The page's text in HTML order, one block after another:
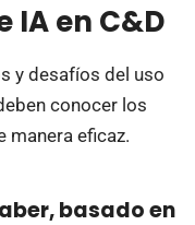
en C&D
y desafíos del uso
conocer los
manera eficaz.
basado en